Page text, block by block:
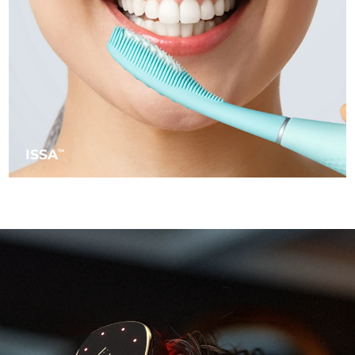
ISSATM
Пуэрто-Рико
Ожидаемая дата доставки
8/12/26
Ожидаемая дата доставки
Реюньон
Ожидаемая дата доставки
8/15/26
Румыния
Ожидаемая дата доставки
8/10/26
Саудовская Аравия
Ожидаемая дата доставки
Ожидаемая дата доставки